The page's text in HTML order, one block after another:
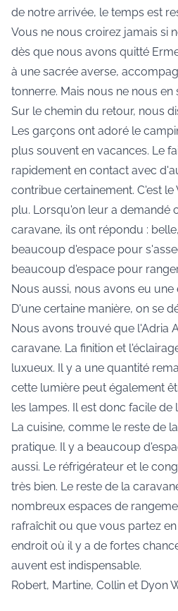
de notre arrivée, le temps est
Vous ne nous croirez jamais si
dès que nous avons quitté
à une sacrée averse,
tonnerre. Mais nous ne nous en
Sur le chemin du retour, nous
Les garçons ont adoré le
plus souvent en vacances. Le
rapidement en contact avec
contribue certainement. C'est
plu. Lorsqu'on leur a demandé
caravane, ils ont répondu :
beaucoup d'espace pour
beaucoup d'espace pour
Nous aussi, nous avons eu
D'une certaine manière, on se
Nous avons trouvé que l'Adria
caravane. La finition et
luxueux. Il y a une quantité
cette lumière peut également
les lampes. Il est donc facile
La cuisine, comme le reste de
pratique. Il y a beaucoup
aussi. Le réfrigérateur et le
très bien. Le reste de la
nombreux espaces de
rafraîchit ou que vous partez
endroit où il y a de fortes
auvent est indispensable.
Robert, Martine, Collin et Dyon